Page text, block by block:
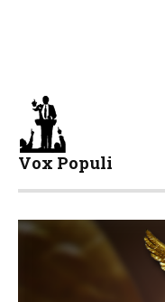
Vox Populi